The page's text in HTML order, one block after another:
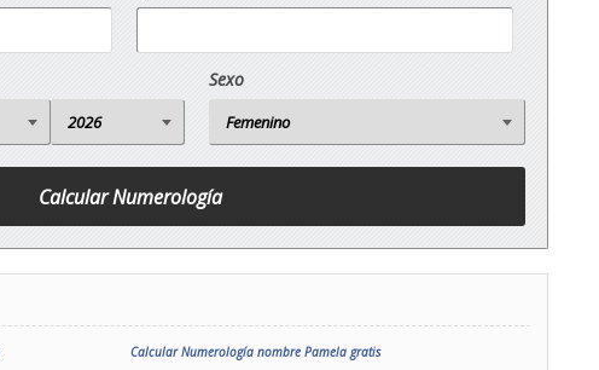
Sexo
Calcular Numerología nombre Pamela gratis